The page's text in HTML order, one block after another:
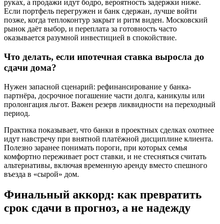
руках, а продажи идут бодро, вероятность задержки ниже.
Если портфель перегружен и банк сдержан, лучше войти
позже, когда теплоконтур закрыт и ритм виден. Московский
рынок даёт выбор, и переплата за готовность часто
оказывается разумной инвестицией в спокойствие.
Что делать, если ипотечная ставка выросла до
сдачи дома?
Нужен запасной сценарий: рефинансирование у банка-
партнёра, досрочное погашение части долга, каникулы или
пролонгация льгот. Важен резерв ликвидности на переходный
период.
Практика показывает, что банки в проектных сделках охотнее
идут навстречу при внятной платёжной дисциплине клиента.
Полезно заранее понимать пороги, при которых семья
комфортно переживает рост ставки, и не стесняться считать
альтернативы, включая временную аренду вместо спешного
въезда в «сырой» дом.
Финальный аккорд: как превратить
срок сдачи в прогноз, а не надежду